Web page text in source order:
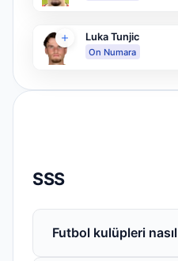
Luka Tunjic
On Numara
SSS
Futbol kulüpleri nasıl